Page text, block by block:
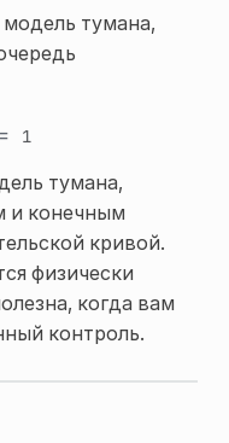
тумана,
1
тумана,
и конечным
кривой.
физически
когда вам
контроль.